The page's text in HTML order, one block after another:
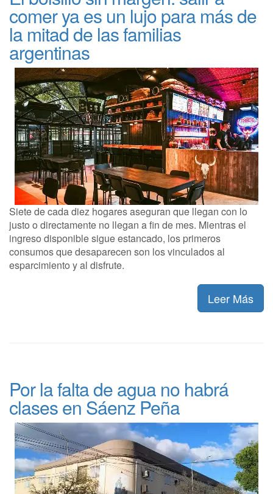
comer ya es un lujo para más de
la mitad de las familias
argentinas
Siete de cada diez hogares aseguran que llegan con lo
justo o directamente no llegan a fin de mes. Mientras el
ingreso disponible sigue estancado, los primeros
consumos que desaparecen son los vinculados al
esparcimiento y al disfrute.
Leer Más
Por la falta de agua no habrá
clases en Sáenz Peña